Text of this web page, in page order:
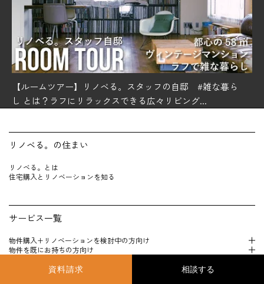
資料請求
【ルームツアー】リノベる。スタッフの自邸 #雑な暮ら
し とは？ラフにリラックスできる広々リビング...
リノベる。の住まい
リノベる。とは
住宅購入とリノベーションを知る
サービス一覧
物件購入+リノベーションを検 討中の方向け
物件を既にお持 ちの方向け
ご契約者様向けサービス・付帯サービス